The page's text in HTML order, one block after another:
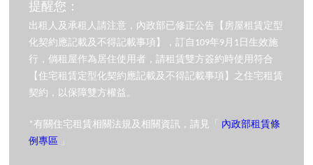
提醒您：
出租人及承租人請注意，內政部已修正公告【房屋租賃定型
化契約應記載及不得記載事項】，訂自109年9月1日生效施
行，倘租屋作為居住使用者，請租賃雙方簽約時使用符合
【住宅租賃定型化契約應記載及不得記載事項】之住宅租賃
契約，以保障雙方權益。
*有關住宅租賃相關法規及相關資訊，請見「 內政部租賃條
例專區 」